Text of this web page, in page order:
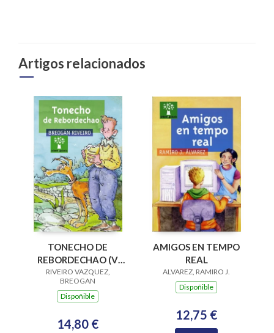
Artigos relacionados
TONECHO DE
REBORDECHAO (V
PREMIO RAIÑA LUPA
2004)
RIVEIRO VAZQUEZ,
BREOGAN
Dispoñible
14,80 €
AMIGOS EN TEMPO
REAL
ALVAREZ, RAMIRO J.
Dispoñible
12,75 €